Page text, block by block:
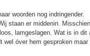
woorden nog indringender.
staan er middenin.
lamgeslagen. Wat is in dit
óver hem gesproken